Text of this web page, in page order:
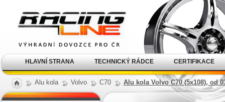
Alu kola Volvo C70 Alu kola Volvo C70 (5x108), od
kola Racing Line
HLAVNÍ STRANA TECHNICKÝ RÁDCE CERTIFIKACE